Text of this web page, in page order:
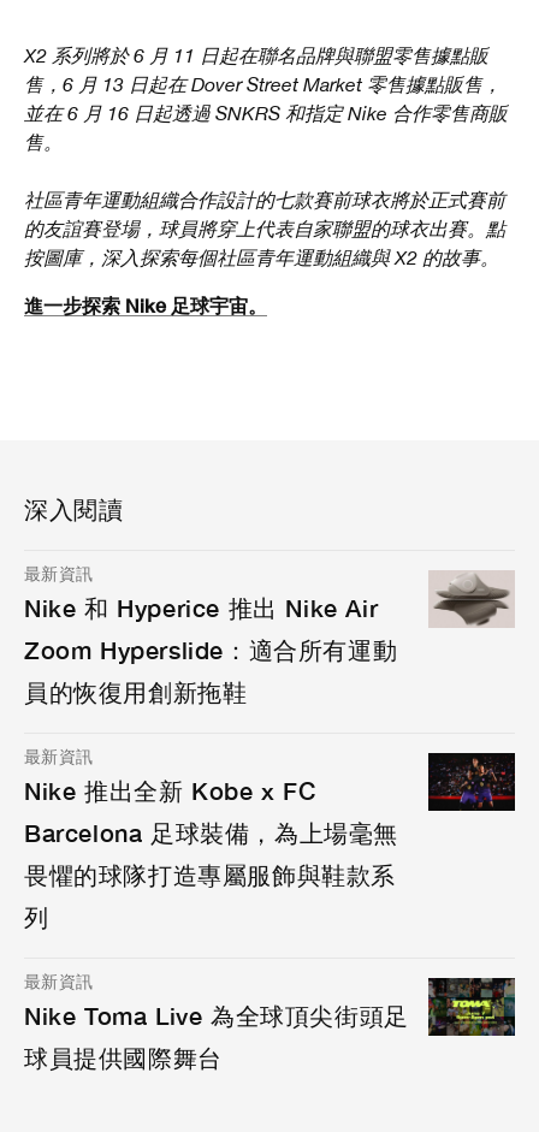
X2 系列將於 6 月 11 日起在聯名品牌與聯盟零售據點販
售，6 月 13 日起在 Dover Street Market 零售據點販售，
並在 6 月 16 日起透過 SNKRS 和指定 Nike 合作零售商販
售。
社區青年運動組織合作設計的七款賽前球衣將於正式賽前
的友誼賽登場，球員將穿上代表自家聯盟的球衣出賽。點
按圖庫，深入探索每個社區青年運動組織與 X2 的故事。
進一步探索 Nike 足球宇宙。
深入閱讀
最新資訊
Nike 和 Hyperice 推出 Nike Air
Zoom Hyperslide：適合所有運動
員的恢復用創新拖鞋
最新資訊
Nike 推出全新 Kobe x FC
Barcelona 足球裝備，為上場毫無
畏懼的球隊打造專屬服飾與鞋款系
列
最新資訊
Nike Toma Live 為全球頂尖街頭足
球員提供國際舞台